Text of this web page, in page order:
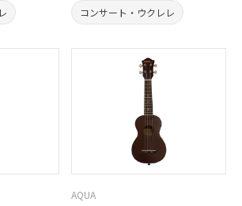
コンサート・ウクレレ
AQUA